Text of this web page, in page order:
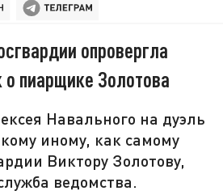
опровергла
пиарщике Золотова
Навального на дуэль
иному, как самому
Виктору Золотову,
ведомства.